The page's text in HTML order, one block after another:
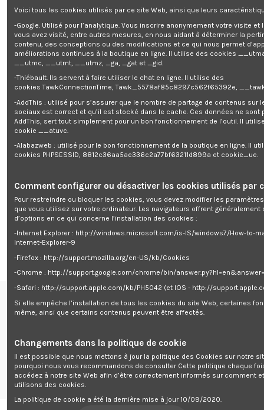
0,00 €
766,80 €
1,00 € d'achat
Groupe électrogène diesel avec
démarrage électrique max 7500W
+ système ATS - Brick
0,00 €
Renseignements
Follow us
Newsletter
Voici tous les cookies utilisés par ce site Web, ainsi que leurs
-Google. Utilisé pour l’analytique. Vous inscrire anonymement votre visite et
vous avez visité, entre autres mesures, en nous aidant à déterminer la
contenu, des conceptions ou des modifications et ce qui nous permet
améliorations continues à la boutique en ligne. Il utilise des cookies
__utmc, __utmt, __utmz, _ga, _gat et _gid.
-Thiébault. Ils servent à faire utiliser le chat en ligne. Il utilise des
cookies TawkConnectionTime, Tawk_5578af85c8297c562f65392e,
-AddThis : utilisé pour s’assurer que le nombre de partage de contenus sur
sociaux est correct et qu’il est stocké dans le cache. Ces données ne sont
AddThis, sert tout simplement pour un bon fonctionnement de l’outil. Il
cookie __atuvc.
-Alabazweb : utilisé pour le bon fonctionnement de la boutique en ligne. Il
cookies PHPSESSID, 8812c36aa5ae336c2a77bf63211d899a et cookie_ue.
Comment configurer ou désactiver les cookies utilisés par
Pour restreindre ou bloquer les cookies, vous devez modifier les
que vous utilisez sur votre ordinateur. Les navigateurs offrent généralement
d’options en ce qui concerne l’installation des cookies :
-Internet Explorer : http://windows.microsoft.com/is-IS/windows7/How-to-
Internet-Explorer-9
-Firefox : http://support.mozilla.org/en-US/kb/Cookies
-Chrome : http://support.google.com/chrome/bin/
-Safari : http://support.apple.com/kb/PH5042 (et IOS - http://
Si elle empêche l’installation de tous les cookies du site Web, certaines
même, ainsi que certains contenus peuvent être affectés.
Changements dans la politique de cookie
Il est possible que nous mettons à jour la politique des Cookies sur notre
pourquoi nous vous recommandons de consulter Cette politique chaque
accédez à notre site Web afin d’être correctement informés sur comment
utilisons des cookies.
La politique de cookie a été la dernière mise à jour 10/09/2020.